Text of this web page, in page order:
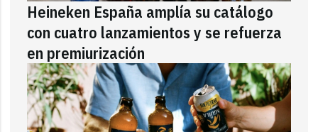
Heineken España amplía su catálogo
con cuatro lanzamientos y se refuerza
en premiurización